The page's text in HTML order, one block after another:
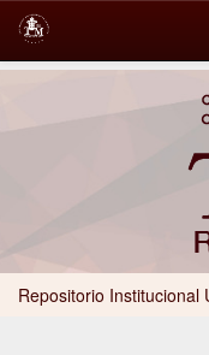
Repositorio Institucional